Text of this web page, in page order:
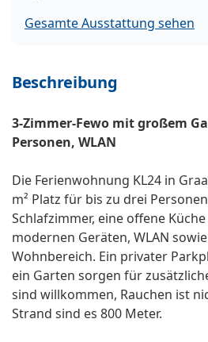
Gesamte Ausstattung sehen
Beschreibung
3-Zimmer-Fewo mit großem
Personen, WLAN
Die Ferienwohnung KL24 in
m² Platz für bis zu drei
Schlafzimmer, eine offene
modernen Geräten, WLAN
Wohnbereich. Ein privater
ein Garten sorgen für
sind willkommen, Rauchen ist
Strand sind es 800 Meter.